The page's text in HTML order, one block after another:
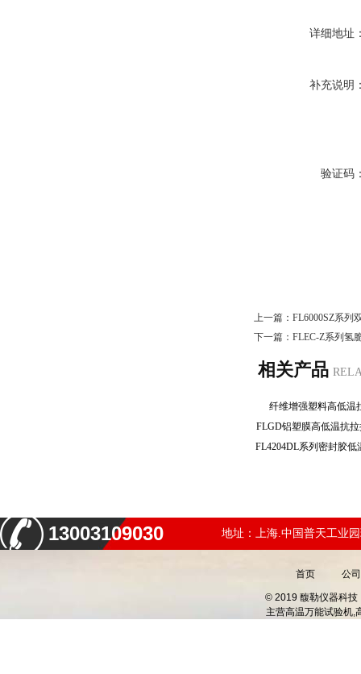
详细地址
补充说明
验证码
上一篇： FL6000SZ系列
下一篇： FLEC-Z系列氢
相关产品
纤维增强塑料高低
FLGD铝塑膜高低温抗
13003109030 地址：上海.中国普天工业
首页 公
© 2019 馥勒仪器科技
主营高温万能试验机,